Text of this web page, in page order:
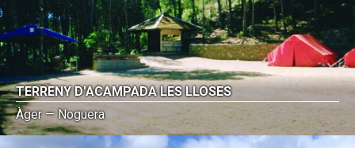
TERRENY D'ACAMPADA LES LLOSES
Àger — Noguera